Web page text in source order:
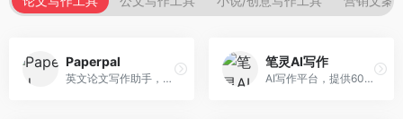
Paperpal
英文论文写作助手，专注于学术英语润色。面向需要发表国际期刊的研究者，提供语法检查、学术表达优化、格式规范等服务，英语表达地道专业。
笔灵AI写作
AI写作平台，提供600+写作模板。面向学生、职场人士和内容创作者，支持论文、公文、营销文案等多种文体，模板丰富，一键生成，写作效率大幅提升。